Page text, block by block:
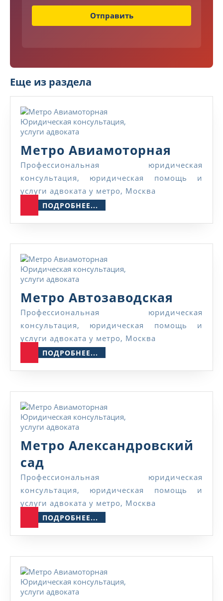
Отправить
Еще из раздела
Метро Авиамоторная
Профессиональная юридическая
консультация, юридическая помощь и
услуги адвоката у метро, Москва
ПОДРОБНЕЕ...
Метро Автозаводская
Профессиональная юридическая
консультация, юридическая помощь и
услуги адвоката у метро, Москва
ПОДРОБНЕЕ...
Метро Александровский
сад
Александровский
сад
Профессиональная юридическая
консультация, юридическая помощь и
услуги адвоката у метро, Москва
ПОДРОБНЕЕ...